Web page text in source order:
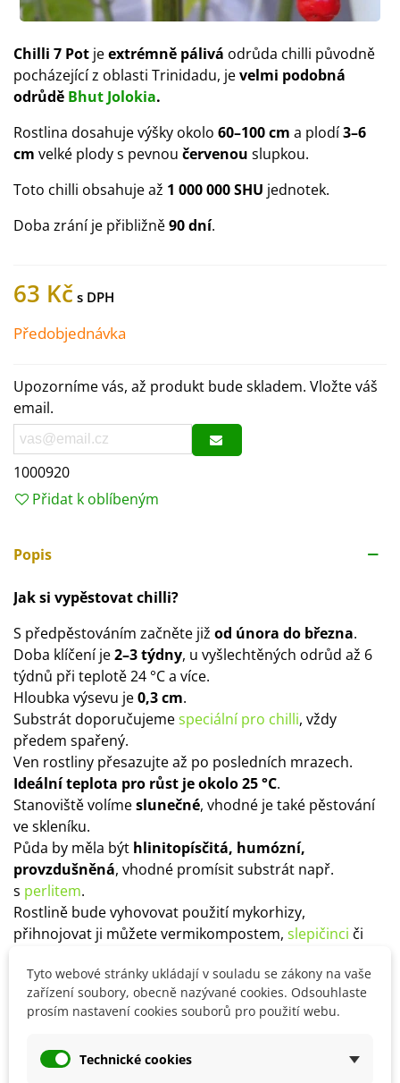
Chilli 7 Pot jeextrémně pálivá odrůda chilli původně
pocházející z oblasti Trinidadu, jevelmi podobná
odrůdě Bhut Jolokia.
Rostlina dosahuje výšky okolo 60–100 cm a plodí3–6
cm velké plody s pevnou červenou slupkou.
Toto chilli obsahuje až 1 000 000 SHU jednotek.
Doba zrání je přibližně90 dní.
63 Kč
Předobjednávka
Upozorníme vás, až produkt bude skladem. Vložte váš
email.
1000920
Přidat k oblíbeným
Popis
Jak si vypěstovat chilli?
S předpěstováním začněte již od února do března.
Doba klíčení je2–3 týdny, u vyšlechtěných odrůd až 6
týdnů při teplotě 24 °C a více.
Hloubka výsevu je0,3 cm.
Substrát doporučujemespeciální pro chilli, vždy
předem spařený.
Ven rostliny přesazujte až po posledních mrazech.
Ideální teplota pro růst je okolo 25 °C.
Stanoviště volímeslunečné, vhodné je také pěstování
ve skleníku.
Půda by měla být hlinitopísčitá, humózní,
provzdušněná, vhodné promísit substrát např.
s perlitem.
Rostlině bude vyhovovat použití mykorhizy,
přihnojovat ji můžete vermikompostem, slepičinci či
Detaily produktu
SOUVISEJÍCÍ PRODUKTY
Tyto webové stránky ukládají v souladu se zákony na vaše
zařízení soubory, obecně nazývané cookies. Odsouhlaste
prosím nastavení cookies souborů pro použití webu.
Technické cookies